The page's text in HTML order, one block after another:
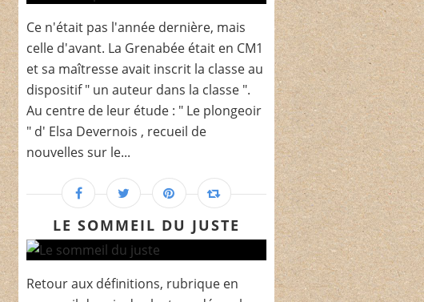
Ce n'était pas l'année dernière, mais
celle d'avant. La Grenabée était en CM1
et sa maîtresse avait inscrit la classe au
dispositif " un auteur dans la classe ".
Au centre de leur étude : " Le plongeoir
" d' Elsa Devernois , recueil de
nouvelles sur le...
LE SOMMEIL DU JUSTE
Retour aux définitions, rubrique en